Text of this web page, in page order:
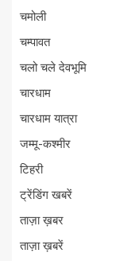
चमोली
चम्पावत
चलो चले देवभूमि
चारधाम
चारधाम यात्रा
जम्मू-कश्मीर
टिहरी
ट्रेंडिंग खबरें
ताज़ा ख़बर
ताज़ा ख़बरें